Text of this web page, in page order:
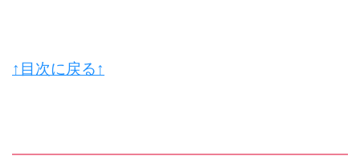
↑目次に戻る↑